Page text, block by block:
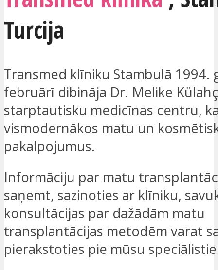
Turcija
Transmed klīniku Stambulā 1994.
februārī dibināja Dr. Melike
starptautisku medicīnas centru,
vismodernākos matu un
pakalpojumus.
Informāciju par matu
saņemt, sazinoties ar klīniku,
konsultācijas par dažādām matu
transplantācijas metodēm varat
pierakstoties pie mūsu